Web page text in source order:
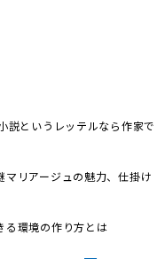
説というレッテルなら作家で
リアージュの魅力、仕掛け
る環境の作り方とは